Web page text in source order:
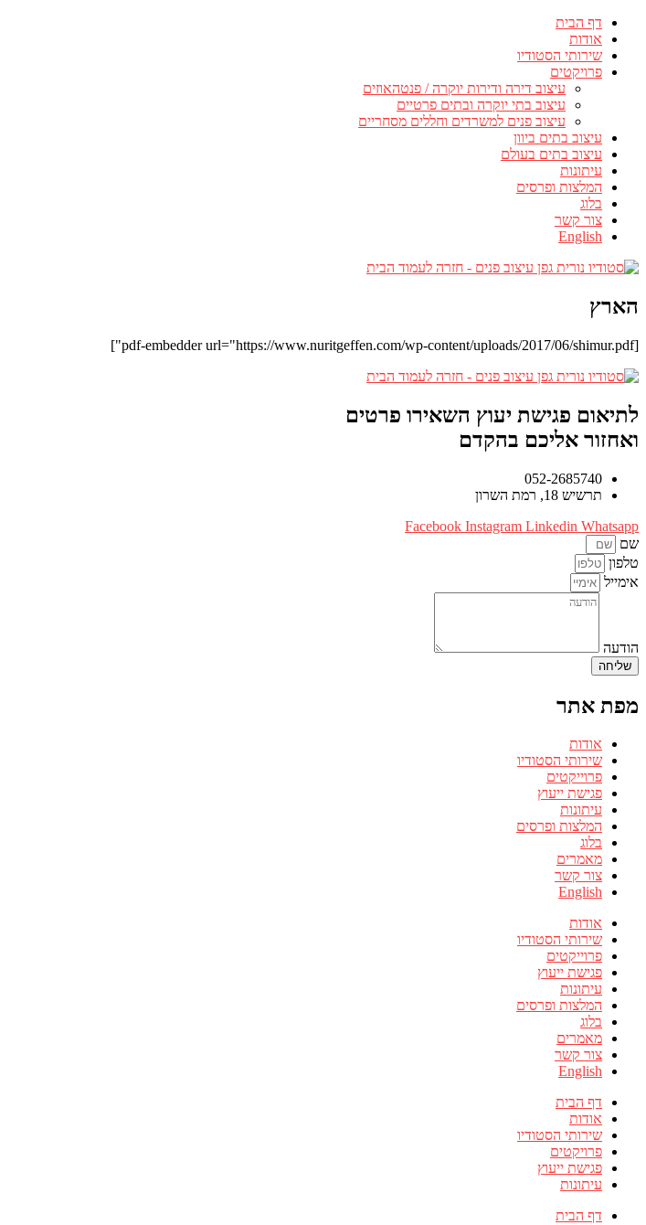
דף הבית
אודות
שירותי הסטודיו
פרויקטים
עיצוב דירה ודירות יוקרה / פנטהאוזים
עיצוב בתי יוקרה ובתים פרטיים
עיצוב פנים למשרדים וחללים מסחריים
עיצוב בתים ביוון
עיצוב בתים בעולם
עיתונות
המלצות ופרסים
בלוג
צור קשר
English
הארץ
[pdf-embedder url="https://www.nuritgeffen.com/wp-content/uploads/2017/06/shimur.pdf"]
לתיאום פגישת יעוץ השאירו פרטים
ואחזור אליכם בהקדם
052-2685740
תרשיש 18, רמת השרון
Facebook Instagram Linkedin Whatsapp
שם
טלפון
אימייל
הודעה
שליחה
מפת אתר
אודות
שירותי הסטודיו
פרוייקטים
פגישת ייעוץ
עיתונות
המלצות ופרסים
בלוג
מאמרים
צור קשר
English
אודות
שירותי הסטודיו
פרוייקטים
פגישת ייעוץ
עיתונות
המלצות ופרסים
בלוג
מאמרים
צור קשר
English
דף הבית
אודות
שירותי הסטודיו
פרויקטים
פגישת ייעוץ
עיתונות
דף הבית